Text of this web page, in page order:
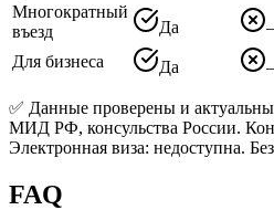
Многократный
въезд
Да
Для бизнеса
Да
✅ Данные проверены и
МИД РФ, консульства России.
Электронная виза: недоступна.
FAQ